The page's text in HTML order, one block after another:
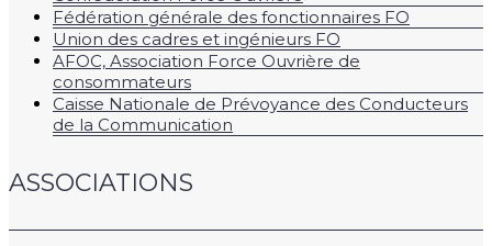
Fédération générale des fonctionnaires FO
Union des cadres et ingénieurs FO
AFOC, Association Force Ouvrière de
consommateurs
Caisse Nationale de Prévoyance des Conducteurs
de la Communication
ASSOCIATIONS